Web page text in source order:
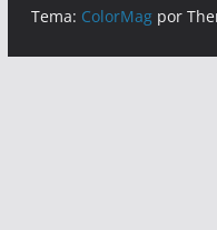
Tema: ColorMag por